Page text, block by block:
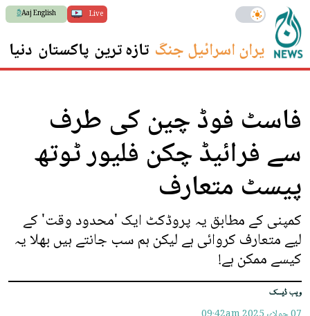
Live
Aaj English
ایران اسرائیل جنگ تازہ ترین پاکستان دنیا
فاسٹ فوڈ چین کی طرف
سے فرائیڈ چکن فلیور ٹوتھ
پیسٹ متعارف
کمپنی کے مطابق یہ پروڈکٹ ایک 'محدود وقت' کے
لیے متعارف کروائی ہے لیکن ہم سب جانتے ہیں بھلا یہ
کیسے ممکن ہے!
ویب ڈیسک